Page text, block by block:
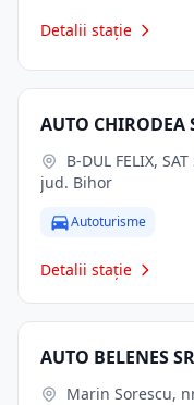
Detalii stație
AUTO CHIRODEA
jud. Bihor
Autoturisme
Detalii stație
AUTO BELENES
Marin Sorescu,